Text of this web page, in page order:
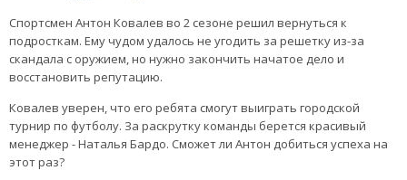
Спортсмен Антон Ковалев во 2 сезоне решил вернуться к
подросткам. Ему чудом удалось не угодить за решетку из-за
скандала с оружием, но нужно закончить начатое дело и
восстановить репутацию.
Ковалев уверен, что его ребята смогут выиграть городской
турнир по футболу. За раскрутку команды берется красивый
менеджер - Наталья Бардо. Сможет ли Антон добиться успеха на
этот раз?